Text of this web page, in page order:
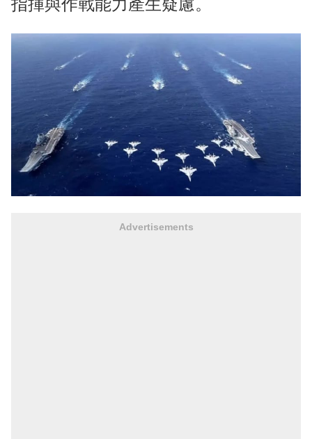
指揮與作戰能力產生疑慮。
Advertisements